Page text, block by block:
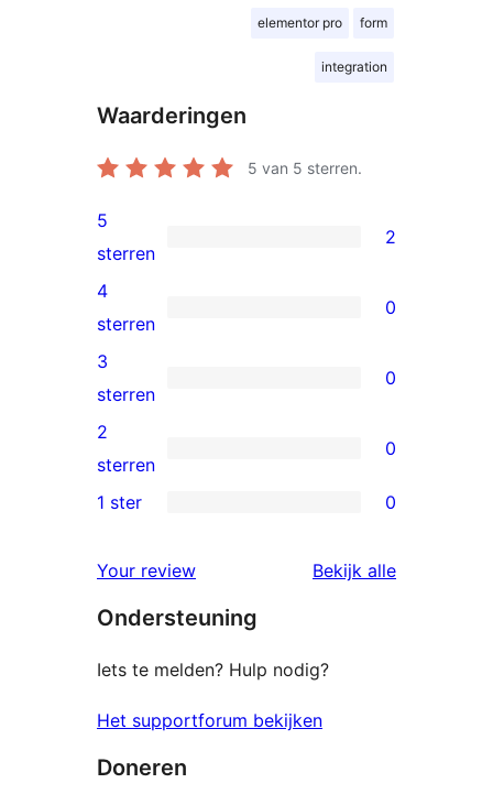
elementor pro form
integration
Waarderingen
5 van 5 sterren.
2
5
sterren
beoordelingen
5
sterren
2
0
4
sterren
beoordelingen
4
sterren
0
0
3
sterren
beoordelingen
3
sterren
0
0
2
beoordelingen
2
sterren
0
sterren
beoordelingen
1 ster 0
Your review Bekijk alle
Ondersteuning
Iets te melden? Hulp nodig?
Het supportforum bekijken
Doneren